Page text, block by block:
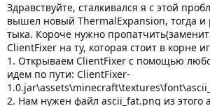
Здравствуйте, сталкивался я с этой
вышел новый ThermalExpansion, тогда
тыка. Короче нужно
ClientFixer на ту, которая стоит в корне
1. Открываем ClientFixer с помощью
идем по пути: ClientFixer-
2. Нам нужен файл ascii_fat.png из этого